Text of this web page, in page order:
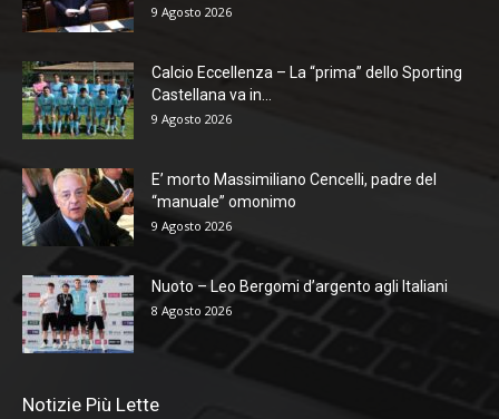
9 Agosto 2026
Calcio Eccellenza – La “prima” dello Sporting
Castellana va in...
9 Agosto 2026
E’ morto Massimiliano Cencelli, padre del
“manuale” omonimo
9 Agosto 2026
Nuoto – Leo Bergomi d’argento agli Italiani
8 Agosto 2026
Notizie Più Lette